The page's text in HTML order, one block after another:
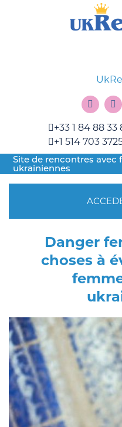
+33 1 84 88 33
+1 514 703
Site de rencontres avec
ukrainiennes
Danger
choses à